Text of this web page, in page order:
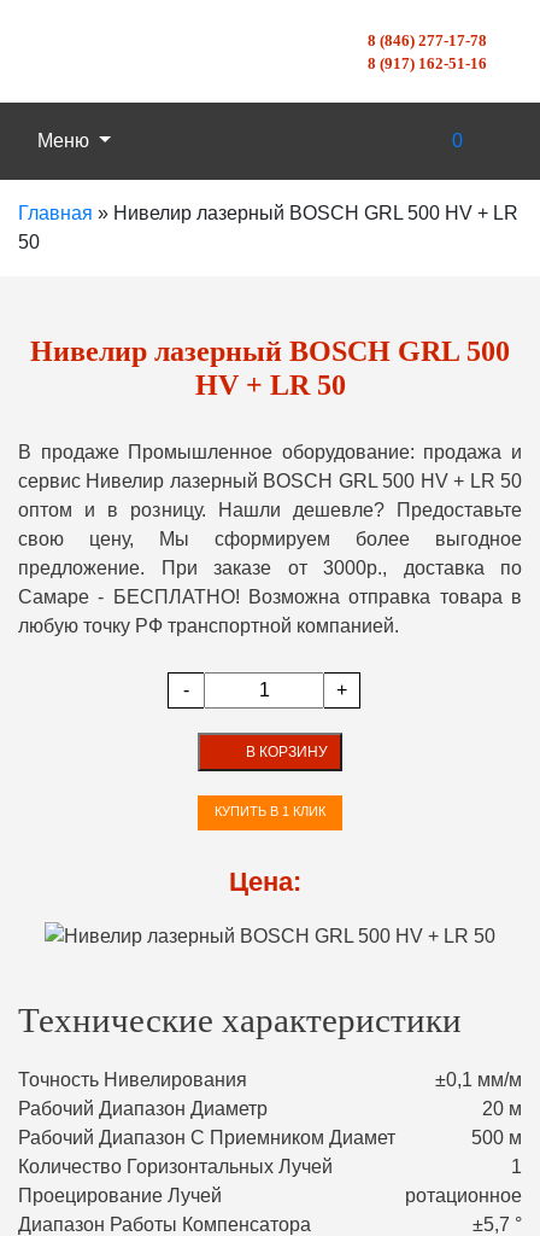
8 (846) 277-17-78
8 (917) 162-51-16
Меню 0
Главная » Нивелир лазерный BOSCH GRL 500 HV + LR
50
Нивелир лазерный BOSCH GRL 500
HV + LR 50
В продаже Промышленное оборудование: продажа и
сервис Нивелир лазерный BOSCH GRL 500 HV + LR 50
оптом и в розницу. Нашли дешевле? Предоставьте
свою цену, Мы сформируем более выгодное
предложение. При заказе от 3000р., доставка по
Самаре - БЕСПЛАТНО! Возможна отправка товара в
любую точку РФ транспортной компанией.
- +
В КОРЗИНУ
КУПИТЬ В 1 КЛИК
Цена:
Технические характеристики
Точность Нивелирования
±0,1 мм/м
Рабочий Диапазон Диаметр
20 м
Рабочий Диапазон С Приемником Диамет
500 м
Количество Горизонтальных Лучей
1
Проецирование Лучей
ротационное
Диапазон Работы Компенсатора
±5,7 °